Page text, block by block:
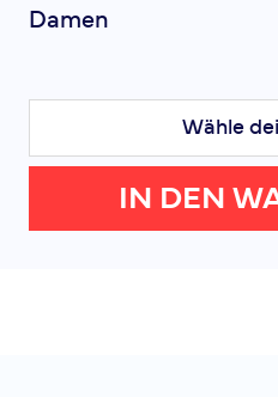
Damen
Wähle
IN DEN